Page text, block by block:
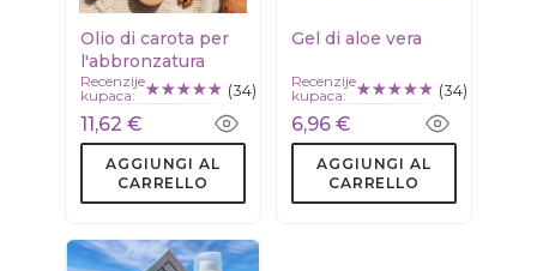
Olio di carota per
l'abbronzatura
Recenzije
kupaca:
(34)
11,62 €
AGGIUNGI AL
CARRELLO
Gel di aloe vera
Recenzije
kupaca:
(34)
6,96 €
AGGIUNGI AL
CARRELLO